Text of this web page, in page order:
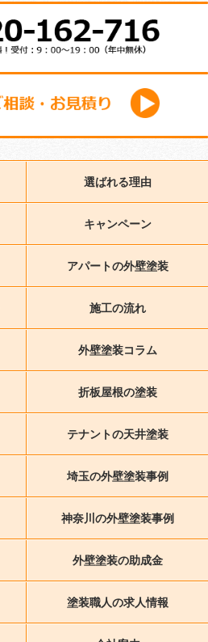
選ばれる理由
キャンペーン
アパートの外壁塗装
施工の流れ
外壁塗装コラム
折板屋根の塗装
テナントの天井塗装
埼玉の外壁塗装事例
神奈川の外壁塗装事例
外壁塗装の助成金
塗装職人の求人情報